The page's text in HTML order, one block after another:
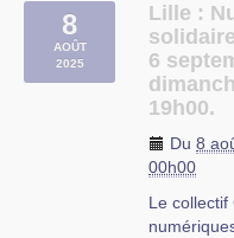
possibles
ateliers
grands.).
Nous y
montrer
propres et
Les assos
contacter
8
AOÛT
2025
Lille :
6
19h00.
Du 8
00h00
Le